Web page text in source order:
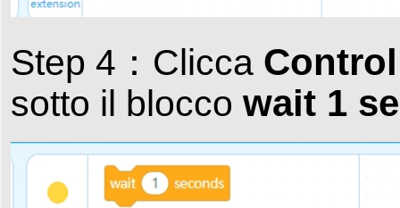
Step 4：Clicca Control
sotto il blocco wait 1